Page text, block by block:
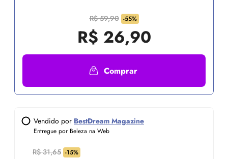
R$ 59,90 -55%
R$ 26,90
Comprar
Vendido por BestDream Magazine
Entregue por Beleza na Web
R$ 31,65 -15%